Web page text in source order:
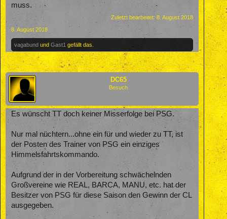
muss.
Zuletzt bearbeitet:8. August 2018
8. August 2018
vagabund und Gast1 gefällt das.
DC65
Besuch
Es wünscht TT doch keiner Misserfolge bei PSG.
Nur mal nüchtern...ohne ein für und wieder zu TT, ist
der Posten des Trainer von PSG ein einziges
Himmelsfahrtskommando.
Aufgrund der in der Vorbereitung schwächelnden
Großvereine wie REAL, BARCA, MANU, etc. hat der
Besitzer von PSG für diese Saison den Gewinn der CL
ausgegeben.